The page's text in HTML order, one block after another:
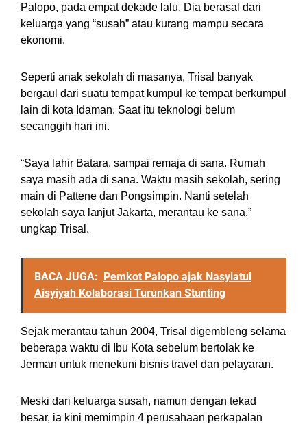
Palopo, pada empat dekade lalu. Dia berasal dari
keluarga yang “susah” atau kurang mampu secara
ekonomi.
Seperti anak sekolah di masanya, Trisal banyak
bergaul dari suatu tempat kumpul ke tempat berkumpul
lain di kota Idaman. Saat itu teknologi belum
secanggih hari ini.
“Saya lahir Batara, sampai remaja di sana. Rumah
saya masih ada di sana. Waktu masih sekolah, sering
main di Pattene dan Pongsimpin. Nanti setelah
sekolah saya lanjut Jakarta, merantau ke sana,”
ungkap Trisal.
BACA JUGA: Pemkot Palopo ajak Nasyiatul
Aisyiyah Kolaborasi Turunkan Stunting
Sejak merantau tahun 2004, Trisal digembleng selama
beberapa waktu di Ibu Kota sebelum bertolak ke
Jerman untuk menekuni bisnis travel dan pelayaran.
Meski dari keluarga susah, namun dengan tekad
besar, ia kini memimpin 4 perusahaan perkapalan